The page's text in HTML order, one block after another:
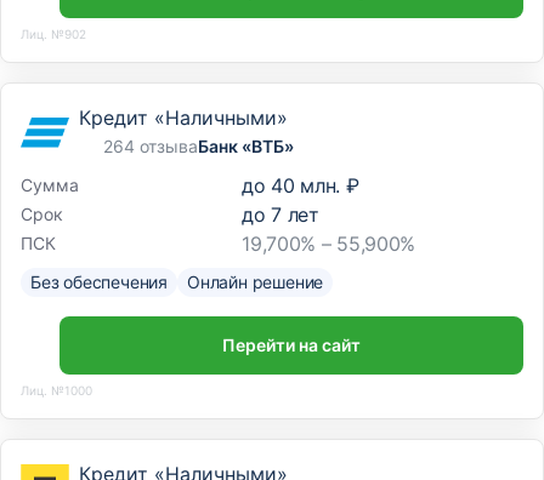
Лиц. №902
Кредит «Наличными»
264 отзываБанк «ВТБ»
Сумма
до 40 млн. ₽
Срок до7лет
ПСК 19,700% – 55,900%
Без обеспечения Онлайн решение
Перейти на сайт
Лиц. №1000
Кредит «Наличными»